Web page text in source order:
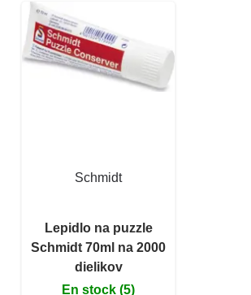
Schmidt
Lepidlo na puzzle
Schmidt 70ml na 2000
dielikov
En stock (5)